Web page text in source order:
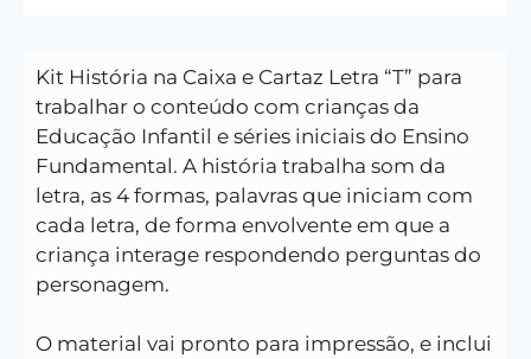
Kit História na Caixa e Cartaz Letra “T” para
trabalhar o conteúdo com crianças da
Educação Infantil e séries iniciais do Ensino
Fundamental. A história trabalha som da
letra, as 4 formas, palavras que iniciam com
cada letra, de forma envolvente em que a
criança interage respondendo perguntas do
personagem.
O material vai pronto para impressão, e inclui